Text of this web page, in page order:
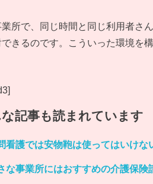
業所で、同じ時間と同じ利用者さ
きるのです。こういった環境を
記事も読まれています
看護では安物鞄は使ってはいけな
な事業所にはおすすめの介護保険